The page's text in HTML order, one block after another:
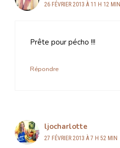
26 FÉVRIER 2013 À 11 H 12 MIN
Prête pour pécho !!!
Répondre
ljocharlotte
27 FÉVRIER 2013 À 7 H 52 MIN